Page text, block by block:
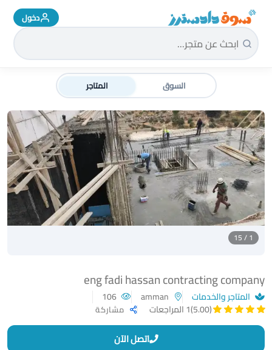
سوق دادسترز الرئيسية دخول
السوق المتاجر
eng fadi hassan contracting company
المتاجر والخدمات
(5.00)
1 المراجعات مشاركة
1 / 15
اتصل الآن